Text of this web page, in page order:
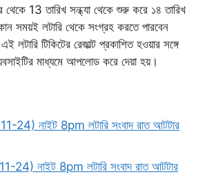
থেকে 13 তারিখ সন্ধ্যা থেকে শুরু করে ১৪ তারিখ
সময়ই লটারি থেকে সংগ্রহ করতে পারবেন
লটারি টিকিটের রেজাল্ট প্রকাশিত হওয়ার সঙ্গে
মাধ্যমে আপলোড করে দেয়া হয়।
24) নাইট 8pm লটারি সংবাদ রাত আটটার
24) নাইট 8pm লটারি সংবাদ রাত আটটার